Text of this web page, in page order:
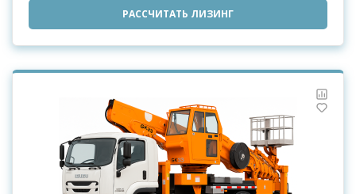
РАССЧИТАТЬ ЛИЗИНГ